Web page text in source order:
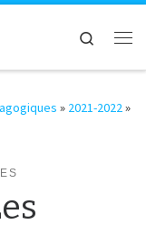
Search
» 2021-2022 »